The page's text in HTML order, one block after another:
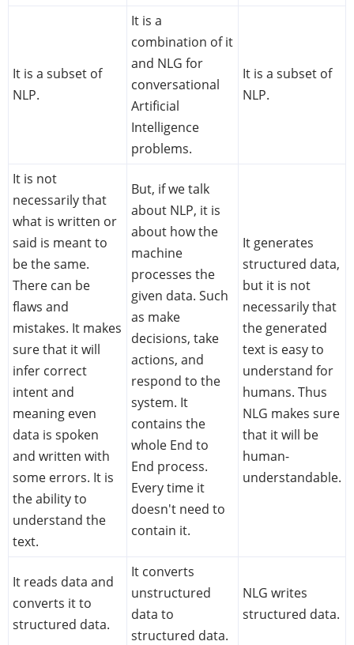
It is a subset of
NLP.
It is a
combination of it
and NLG for
conversational
Artificial
Intelligence
problems.
It is a subset of
NLP.
It is not
necessarily that
what is written or
said is meant to
be the same.
There can be
flaws and
mistakes. It makes
sure that it will
infer correct
intent and
meaning even
data is spoken
and written with
some errors. It is
the ability to
understand the
text.
But, if we talk
about NLP, it is
about how the
machine
processes the
given data. Such
as make
decisions, take
actions, and
respond to the
system. It
contains the
whole End to
End process.
Every time it
doesn't need to
contain it.
It generates
structured data,
but it is not
necessarily that
the generated
text is easy to
understand for
humans. Thus
NLG makes sure
that it will be
human-
understandable.
It reads data and
converts it to
structured data.
It converts
unstructured
data to
structured data.
NLG writes
structured data.